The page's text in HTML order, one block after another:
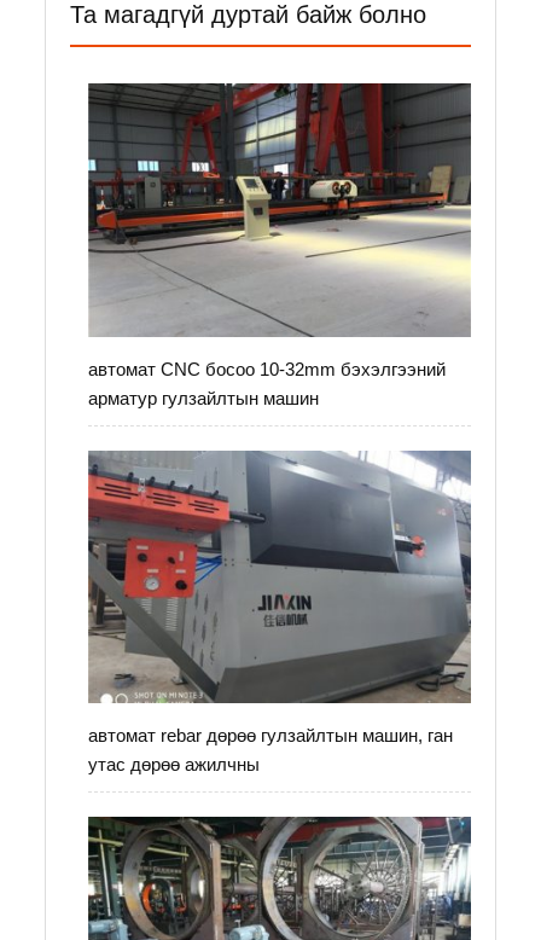
Та магадгүй дуртай байж болно
автомат CNC босоо 10-32mm бэхэлгээний
арматур гулзайлтын машин
автомат rebar дөрөө гулзайлтын машин, ган
утас дөрөө ажилчны